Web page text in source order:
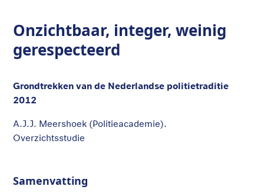
Onzichtbaar, integer, weinig
gerespecteerd
Grondtrekken van de Nederlandse politietraditie
2012
A.J.J. Meershoek (Politieacademie).
Overzichtsstudie
Samenvatting